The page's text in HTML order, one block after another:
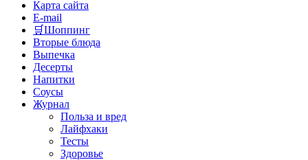
Карта сайта
E-mail
🛒Шоппинг
Вторые блюда
Выпечка
Десерты
Напитки
Соусы
Журнал
Польза и вред
Лайфхаки
Тесты
Здоровье